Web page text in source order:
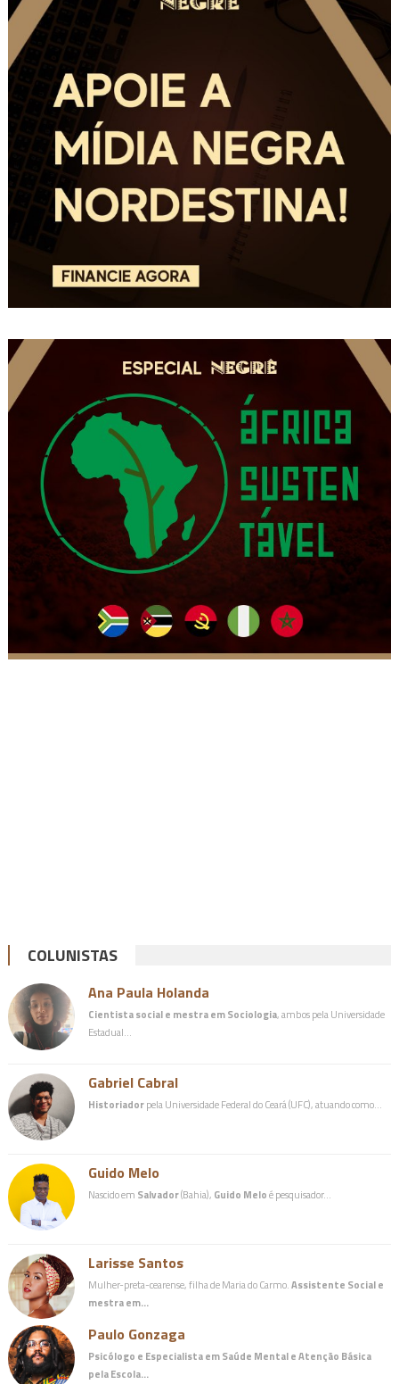
COLUNISTAS
Ana Paula Holanda
Cientista social e mestra em Sociologia, ambos pela Universidade
Estadual…
Gabriel Cabral
Historiadorpela Universidade Federal do Ceará (UFC), atuando como…
Guido Melo
Nascido em Salvador(Bahia), Guido Meloé pesquisador…
Larisse Santos
Mulher-preta-cearense, filha de Maria do Carmo.Assistente Social e
mestra em…
Paulo Gonzaga
Psicólogo e Especialista em Saúde Mental e Atenção Básica
pela Escola…